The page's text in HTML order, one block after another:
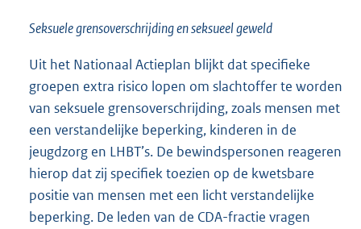
Seksuele grensoverschrijding en seksueel geweld
Uit het Nationaal Actieplan blijkt dat specifieke
groepen extra risico lopen om slachtoffer te worden
van seksuele grensoverschrijding, zoals mensen met
een verstandelijke beperking, kinderen in de
jeugdzorg en LHBT’s. De bewindspersonen reageren
hierop dat zij specifiek toezien op de kwetsbare
positie van mensen met een licht verstandelijke
beperking. De leden van de CDA-fractie vragen